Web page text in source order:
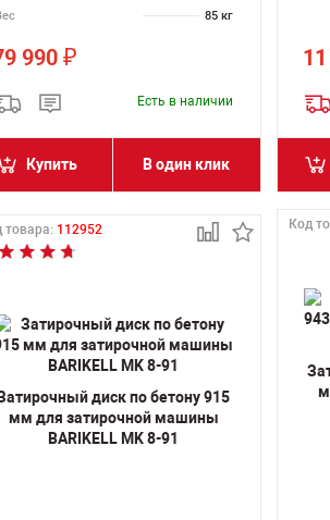
85 кг
990 ₽
Есть в наличии
Купить В один клик
товара: 112952
диск по бетону 915
мм для затирочной машины
BARIKELL MK 8-91
Код